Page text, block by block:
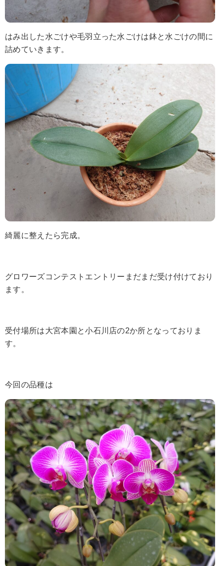
はみ出した水ごけや毛羽立った水ごけは鉢と水ごけの間に
詰めていきます。
綺麗に整えたら完成。
グロワーズコンテストエントリーまだまだ受け付けており
ます。
受付場所は大宮本園と小石川店の2か所となっておりま
す。
今回の品種は